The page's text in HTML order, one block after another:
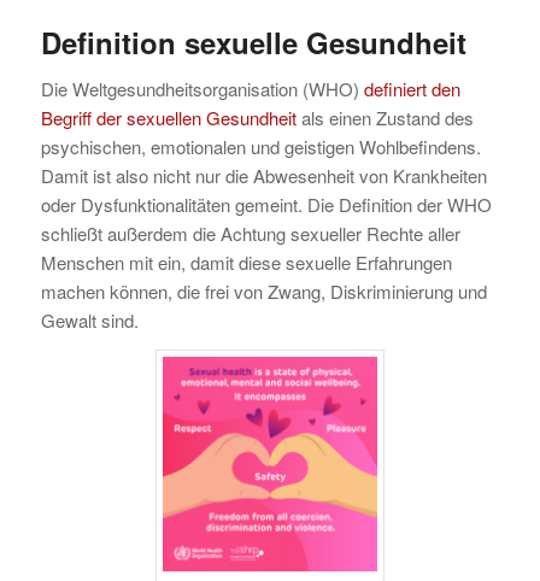
Definition sexuelle Gesundheit
Die Weltgesundheitsorganisation (WHO) definiert den
Begriff der sexuellen Gesundheitals einen Zustand des
psychischen, emotionalen und geistigen Wohlbefindens.
Damit ist also nicht nur die Abwesenheit von Krankheiten
oder Dysfunktionalitäten gemeint. Die Definition der WHO
schließt außerdem die Achtung sexueller Rechte aller
Menschen mit ein, damit diese sexuelle Erfahrungen
machen können, die frei von Zwang, Diskriminierung und
Gewalt sind.